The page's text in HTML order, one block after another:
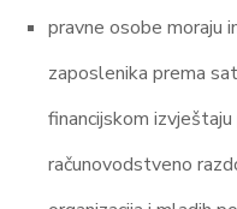
pravne osobe moraju
zaposlenika prema
financijskom
računovodstveno